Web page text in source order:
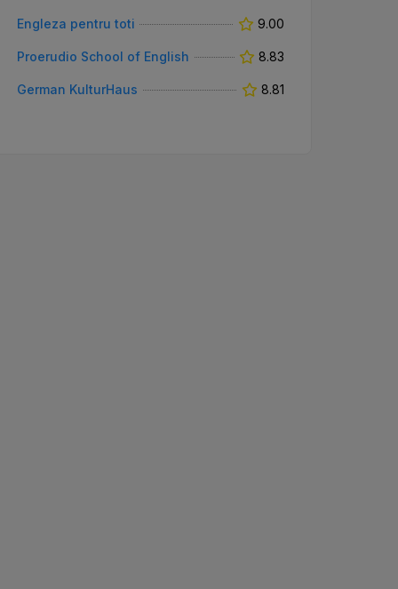
Engleza pentru toti 9.00
Proerudio School of English 8.83
German KulturHaus 8.81